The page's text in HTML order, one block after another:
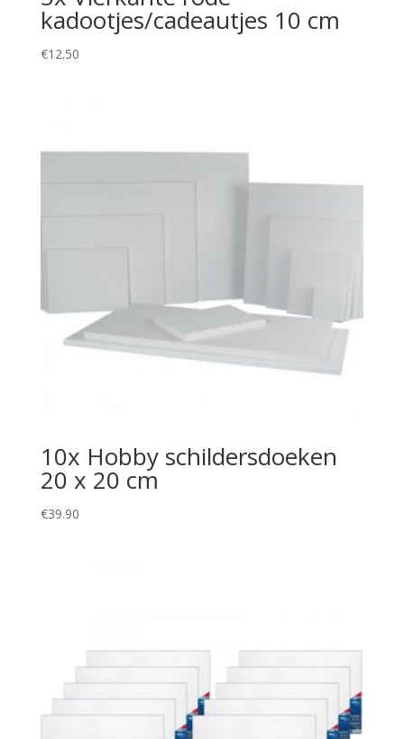
kadootjes/cadeautjes 10 cm
€12.50
10x Hobby schildersdoeken
20 x 20 cm
€39.90